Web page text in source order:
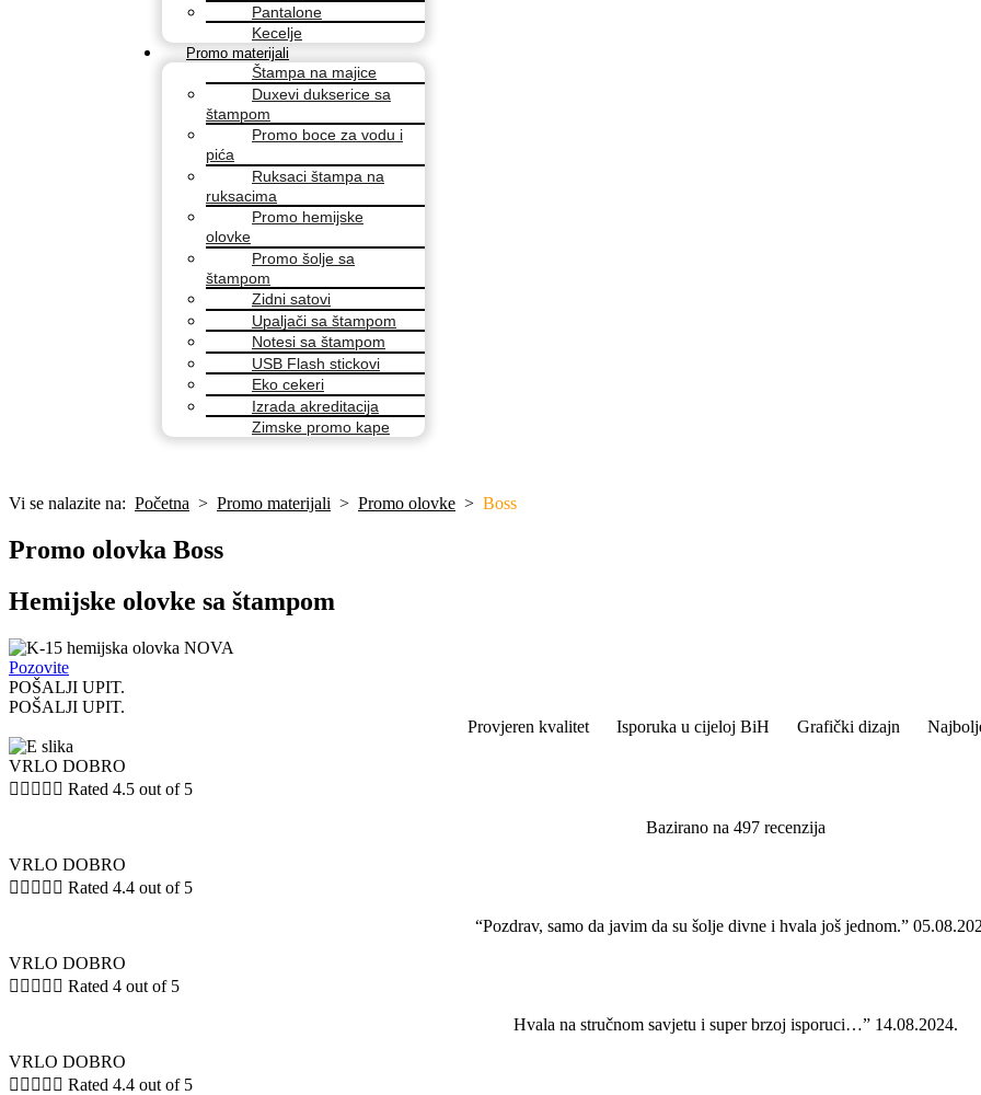
Pantalone
Kecelje
Promo materijali
Štampa na majice
Duxevi dukserice sa
štampom
Promo boce za vodu i
pića
Ruksaci štampa na
ruksacima
Promo hemijske
olovke
Promo šolje sa
štampom
Zidni satovi
Upaljači sa štampom
Notesi sa štampom
USB Flash stickovi
Eko cekeri
Izrada akreditacija
Zimske promo kape
Vi se nalazite na: Početna > Promo materijali > Promo olovke > Boss
Promo olovka Boss
Hemijske olovke sa štampom
Pozovite
POŠALJI UPIT.
POŠALJI UPIT.
Provjeren kvalitet
Isporuka u cijeloj BiH Grafički dizajn
VRLO DOBRO
     Rated 4.5 out of 5
Bazirano na 497 recenzija
VRLO DOBRO
     Rated 4.4 out of 5
“Pozdrav, samo da javim da su šolje divne i hvala još jednom.”
VRLO DOBRO
     Rated 4 out of 5
Hvala na stručnom savjetu i super brzoj isporuci…” 14.08.2024.
VRLO DOBRO
     Rated 4.4 out of 5